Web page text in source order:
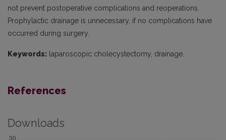
not prevent postoperative complications and reoperations.
Prophylactic drainage is unnecessary, if no complications have
occurred during surgery.
Keywords: laparoscopic cholecystectomy, drainage.
References
Downloads